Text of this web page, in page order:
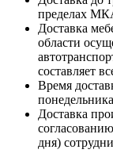
пределах
Доставка
области
составляет
Время
Доставка
дня)